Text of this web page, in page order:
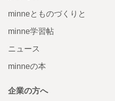
minneとものづくりと
minne学習帖
ニュース
minneの本
企業の方へ